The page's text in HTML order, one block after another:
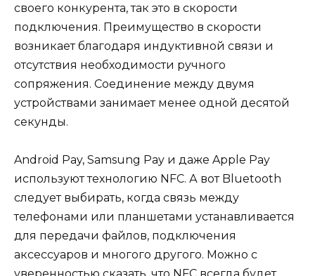
своего конкурента, так это в скорости
подключения. Преимущество в скорости
возникает благодаря индуктивной связи и
отсутствия необходимости ручного
сопряжения. Соединение между двумя
устройствами занимает менее одной десятой
секунды.
Android Pay, Samsung Pay и даже Apple Pay
используют технологию NFC. А вот Bluetooth
следует выбирать, когда связь между
телефонами или планшетами устанавливается
для передачи файлов, подключения
аксессуаров и многого другого. Можно с